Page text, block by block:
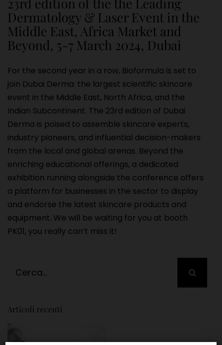
Dermatology & Laser Event in the
Middle East, Africa Market and
Beyond, 5-7 March 2024, Dubai
For the second year in a row, Bioformula is set to
join Dubai Derma: the largest scientific skincare
event in the Middle East, North Africa, and the
Indian Subcontinent. The 23rd edition of Dubai
Derma is poised to assemble skincare experts,
industry pioneers, and influential decision-makers
from the local and global arenas. Beyond the
enriching educational offerings, a dedicated
exhibition running alongside the conference offers
a platform for businesses in the sector to display
and endorse the latest skincare products and
equipment. We will be waiting for you at booth
PK01, you really can’t miss it!
for:
Articoli recenti